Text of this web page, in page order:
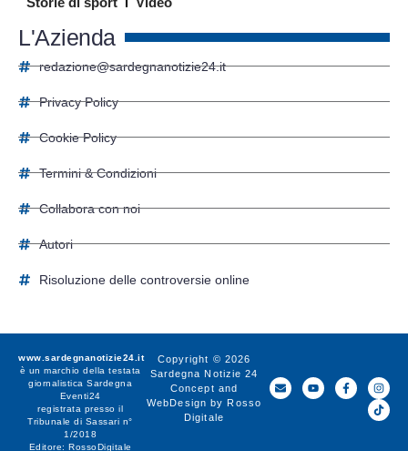
L'Azienda
redazione@sardegnanotizie24.it
Privacy Policy
Cookie Policy
Termini & Condizioni
Collabora con noi
Autori
Risoluzione delle controversie online
Copyright © 2026
Sardegna Notizie 24
Concept and
WebDesign by Rosso
Digitale
www.sardegnanotizie24.it
è un marchio della testata
giornalistica Sardegna
Eventi24
registrata presso il
Tribunale di Sassari n°
1/2018
Editore: RossoDigitale